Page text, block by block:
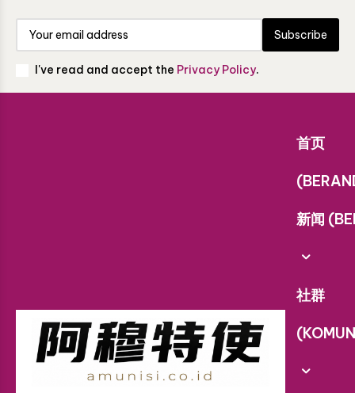
Subscribe
I've read and accept the Privacy Policy.
首页
新闻
社群